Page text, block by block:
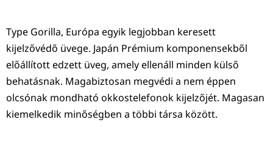
Type Gorilla, Európa egyik legjobban keresett
kijelzővédő üvege. Japán Prémium komponensekből
előállított edzett üveg, amely ellenáll minden külső
behatásnak. Magabiztosan megvédi a nem éppen
olcsónak mondható okkostelefonok kijelzőjét. Magasan
kiemelkedik minőségben a többi társa között.